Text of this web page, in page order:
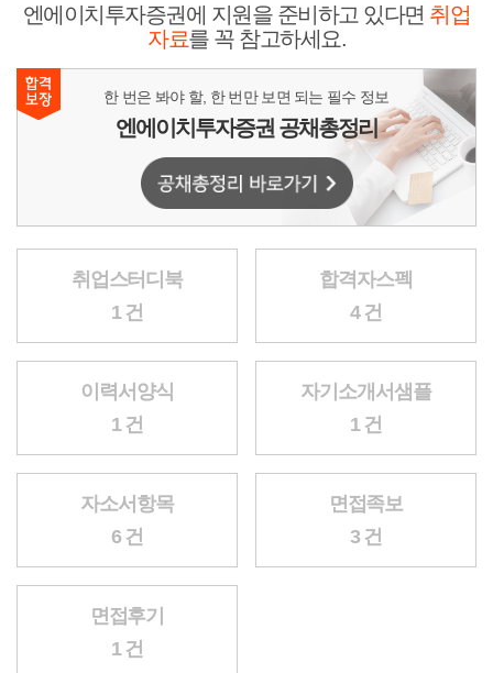
엔에이치투자증권에 지원을 준비하고 있다면 취업
자료를 꼭 참고하세요.
한 번은 봐야 할, 한 번만 보면 되는 필수 정보
엔에이치투자증권 공채총정리
취업스터디북
1 건
합격자스펙
4 건
이력서양식
1 건
자기소개서샘플
1 건
자소서항목
6 건
면접족보
3 건
면접후기
1 건